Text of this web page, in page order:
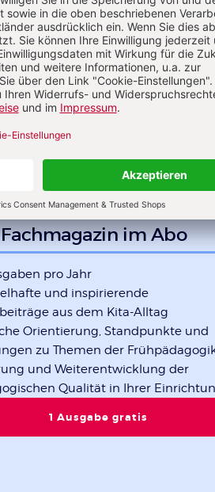
sind, wie ich, ausgebildete
Fachkräfte sind mit
und
im Abo
pro Jahr
und inspirierende
aus dem Kita-Alltag
Orientierung, Standpunkte und
zu Themen der
und Weiterentwicklung der
Qualität in Ihrer
1 Ausgabe gratis